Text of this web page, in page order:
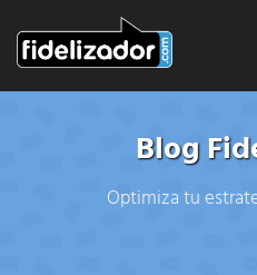
Blog
Optimiza tu